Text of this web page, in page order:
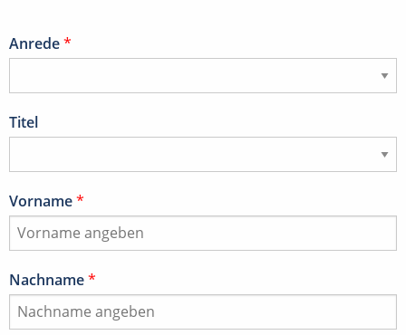
Anrede*
Titel
Vorname*
Nachname*